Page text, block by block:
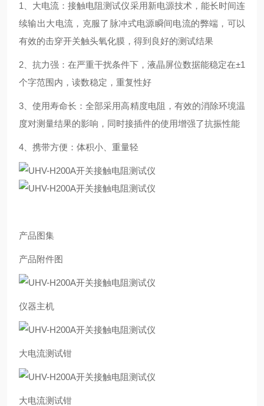
1、大电流：接触电阻测试仪采用新电源技术，能长时间连
续输出大电流，克服了脉冲式电源瞬间电流的弊端，可以
有效的击穿开关触头氧化膜，得到良好的测试结果
2、抗力强：在严重干扰条件下，液晶屏位数据能稳定在±1
个字范围内，读数稳定，重复性好
3、使用寿命长：全部采用高精度电阻，有效的消除环境温
度对测量结果的影响，同时接插件的使用增强了抗振性能
4、携带方便：体积小、重量轻
产品图集
产品附件图
仪器主机
大电流测试钳
大电流测试钳